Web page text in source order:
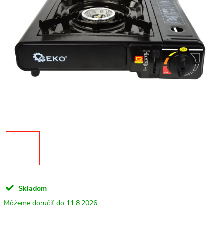
Skladom
11.8.2026